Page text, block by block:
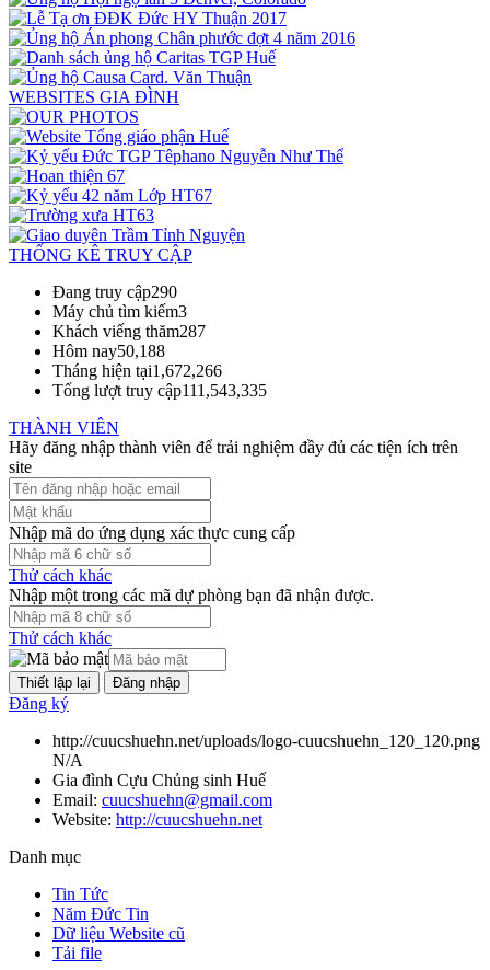
WEBSITES GIA ĐÌNH
THỐNG KÊ TRUY CẬP
Đang truy cập290
Máy chủ tìm kiếm3
Khách viếng thăm287
Hôm nay50,188
Tháng hiện tại1,672,266
Tổng lượt truy cập111,543,335
THÀNH VIÊN
Hãy đăng nhập thành viên để trải nghiệm đầy đủ các tiện ích trên
site
Nhập mã do ứng dụng xác thực cung cấp
Thử cách khác
Nhập một trong các mã dự phòng bạn đã nhận được.
Thử cách khác
Đăng nhập
Đăng ký
http://cuucshuehn.net/uploads/logo-cuucshuehn_120_120.png
N/A
Gia đình Cựu Chủng sinh Huế
Email: cuucshuehn@gmail.com
Website: http://cuucshuehn.net
Danh mục
Tin Tức
Năm Đức Tin
Dữ liệu Website cũ
Tải file